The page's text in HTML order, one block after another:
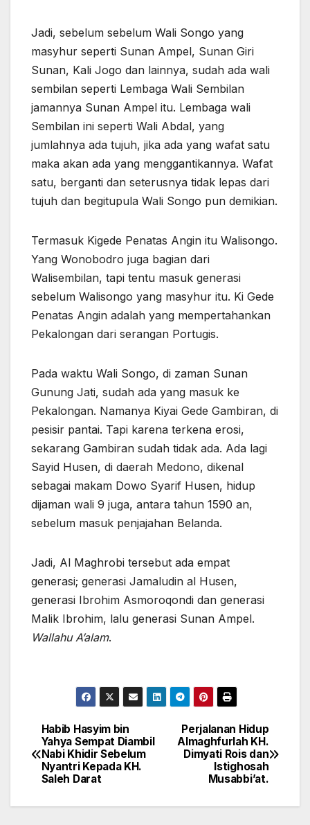
Jadi, sebelum sebelum Wali Songo yang
masyhur seperti Sunan Ampel, Sunan Giri
Sunan, Kali Jogo dan lainnya, sudah ada wali
sembilan seperti Lembaga Wali Sembilan
jamannya Sunan Ampel itu. Lembaga wali
Sembilan ini seperti Wali Abdal, yang
jumlahnya ada tujuh, jika ada yang wafat satu
maka akan ada yang menggantikannya. Wafat
satu, berganti dan seterusnya tidak lepas dari
tujuh dan begitupula Wali Songo pun demikian.
Termasuk Kigede Penatas Angin itu Walisongo.
Yang Wonobodro juga bagian dari
Walisembilan, tapi tentu masuk generasi
sebelum Walisongo yang masyhur itu. Ki Gede
Penatas Angin adalah yang mempertahankan
Pekalongan dari serangan Portugis.
Pada waktu Wali Songo, di zaman Sunan
Gunung Jati, sudah ada yang masuk ke
Pekalongan. Namanya Kiyai Gede Gambiran, di
pesisir pantai. Tapi karena terkena erosi,
sekarang Gambiran sudah tidak ada. Ada lagi
Sayid Husen, di daerah Medono, dikenal
sebagai makam Dowo Syarif Husen, hidup
dijaman wali 9 juga, antara tahun 1590 an,
sebelum masuk penjajahan Belanda.
Jadi, Al Maghrobi tersebut ada empat
generasi; generasi Jamaludin al Husen,
generasi Ibrohim Asmoroqondi dan generasi
Malik Ibrohim, lalu generasi Sunan Ampel.
Wallahu A’alam.
Navigasi
pos
Perjalanan Hidup
Almaghfurlah KH.
Dimyati Rois dan
Istighosah
Musabbi’at.
Habib Hasyim bin
Yahya Sempat Diambil
Nabi Khidir Sebelum
Nyantri Kepada KH.
Saleh Darat